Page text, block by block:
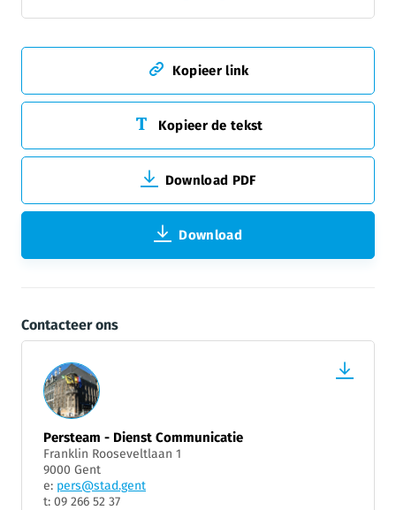
Kopieer link
Kopieer de tekst
Download PDF
Download
Contacteer ons
Persteam - Dienst Communicatie
Franklin Rooseveltlaan 1
9000 Gent
e: pers@stad.gent
t: 09 266 52 37